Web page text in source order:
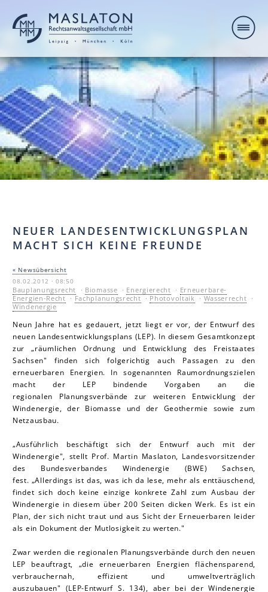
NEUER LANDESENTWICKLUNGSPLAN
MACHT SICH KEINE FREUNDE
« Newsübersicht
08.02.2012 · 08:50
Bauplanungsrecht · Biomasse · Energierecht · Erneuerbare-
Energien-Recht · Fachplanungsrecht · Photovoltaik · Wasserrecht ·
Windenergie
Neun Jahre hat es gedauert, jetzt liegt er vor, der Entwurf des
neuen Landesentwicklungsplans (LEP). In diesem Gesamtkonzept
zur „räumlichen Ordnung und Entwicklung des Freistaates
Sachsen" finden sich folgerichtig auch Passagen zu den
erneuerbaren Energien. In sogenannten Raumordnungszielen
macht der LEP bindende Vorgaben an die
regionalen Planungsverbände zur weiteren Entwicklung der
Windenergie, der Biomasse und der Geothermie sowie zum
Netzausbau.
„Ausführlich beschäftigt sich der Entwurf auch mit der
Windenergie", stellt Prof. Martin Mas la ton, Landesvorsitzender
des Bundesverbandes Windenergie (BWE) Sachsen,
fest. „Allerdings ist das, was ich da lese, mehr als enttäuschend,
findet sich doch keine einzige konkrete Zahl zum Ausbau der
Windenergie in diesem über 200 Seiten dicken Werk. Es ist ein
Plan, der sich nicht traut und aus Sicht der Erneuerbaren leider
als ein Dokument der Mutlosigkeit zu werten."
Zwar werden die regionalen Planungsverbände durch den neuen
LEP beauftragt, „die erneuerbaren Energien flächensparend,
verbrauchernah, effizient und umweltverträglich
auszubauen" (LEP-Entwurf S. 134), aber bei der Windenergie